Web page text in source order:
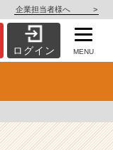
企業担当者様へ >
ログイン MENU